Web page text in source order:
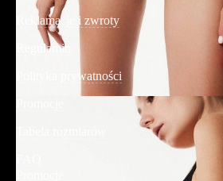
Reklamacje i zwroty
Regulamin
Polityka prywatności